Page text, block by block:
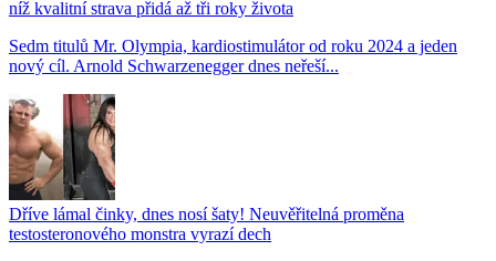
níž kvalitní strava přidá až tři roky života
Sedm titulů Mr. Olympia, kardiostimulátor od roku 2024 a jeden
nový cíl. Arnold Schwarzenegger dnes neřeší...
Dříve lámal činky, dnes nosí šaty! Neuvěřitelná proměna
testosteronového monstra vyrazí dech